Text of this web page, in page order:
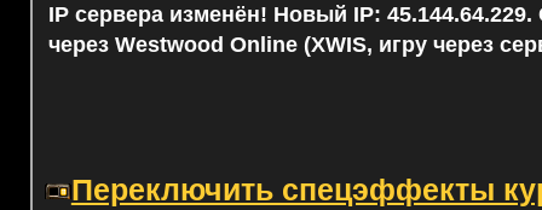
IP сервера изменён! Новый IP: 45.144.64.229.
через Westwood Online (XWIS, игру через
Переключить спецэффекты